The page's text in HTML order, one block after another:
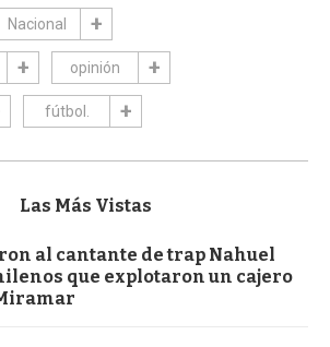
Nacional
opinión
fútbol.
Las Más Vistas
al cantante de trap Nahuel
que explotaron un cajero